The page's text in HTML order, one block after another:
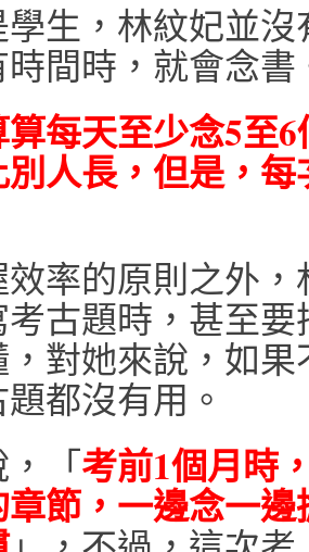
生，林紋妃並
時間時，就會念書
每天至少念5至
人長，但是，
率的原則之外
古題時，甚至
對她來說，如
都沒有用。
「考前1個月時
節，一邊念一